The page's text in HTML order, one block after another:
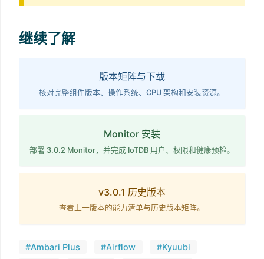
继续了解
版本矩阵与下载
核对完整组件版本、操作系统、CPU 架构和安装资源。
Monitor 安装
部署 3.0.2 Monitor，并完成 IoTDB 用户、权限和健康预检。
v3.0.1 历史版本
查看上一版本的能力清单与历史版本矩阵。
#Ambari Plus #Airflow
#Kyuubi